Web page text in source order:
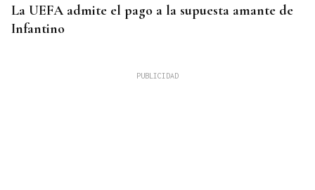
La UEFA admite el pago a la supuesta amante de
Infantino